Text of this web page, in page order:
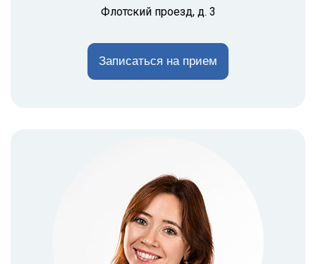
Флотский проезд, д. 3
Записаться на прием